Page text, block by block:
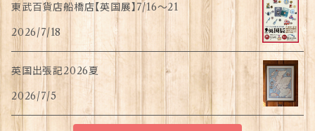
東武百貨店船橋店【英国展】7/16～21
2026/7/18
英国出張記2026夏
2026/7/5